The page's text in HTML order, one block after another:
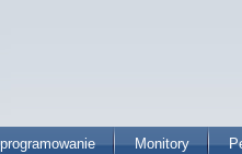
Monitory